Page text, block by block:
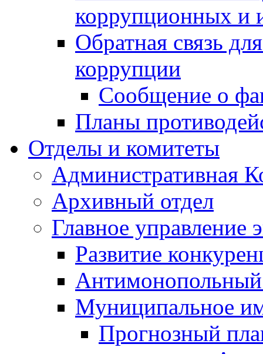
коррупционных и
Обратная связь
коррупции
Сообщение о
Планы
Отделы и комитеты
Административная
Архивный отдел
Главное управление
Развитие
Антимонопольный
Муниципальное
Прогнозный